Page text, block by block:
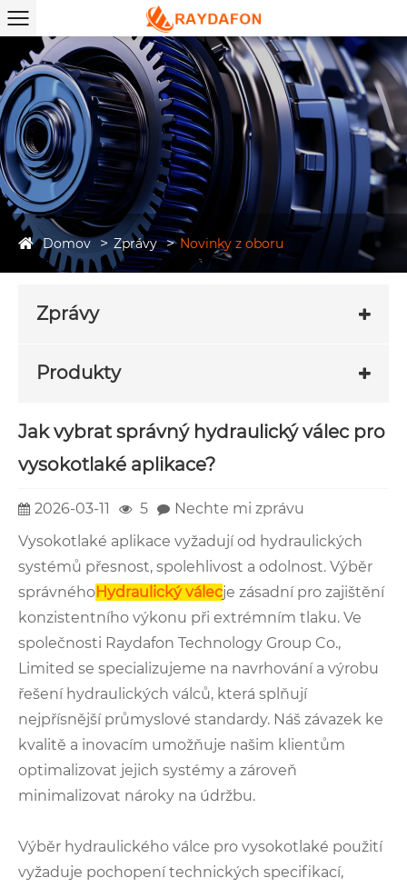
Domov Zprávy Novinky z oboru
Zprávy
Produkty
Jak vybrat správný hydraulický válec pro
vysokotlaké aplikace?
2026-03-11 5
Nechte mi zprávu
Vysokotlaké aplikace vyžadují od hydraulických
systémů přesnost, spolehlivost a odolnost. Výběr
správnéhoHydraulický válecje zásadní pro zajištění
konzistentního výkonu při extrémním tlaku. Ve
společnosti Raydafon Technology Group Co.,
Limited se specializujeme na navrhování a výrobu
řešení hydraulických válců, která splňují
nejpřísnější průmyslové standardy. Náš závazek ke
kvalitě a inovacím umožňuje našim klientům
optimalizovat jejich systémy a zároveň
minimalizovat nároky na údržbu.
Výběr hydraulického válce pro vysokotlaké použití
vyžaduje pochopení technických specifikací,